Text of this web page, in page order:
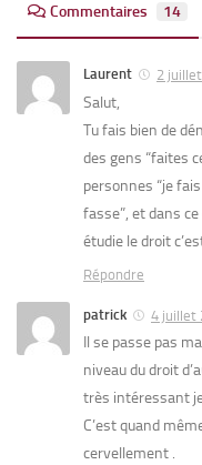
Commentaires 14
Laurent 2
Salut,
Tu fais bien de
des gens “faites
personnes “je
fasse”, et dans
étudie le droit
Répondre
patrick 4 juillet
Il se passe pas
niveau du droit
très intéressant
C’est quand
cervellement .